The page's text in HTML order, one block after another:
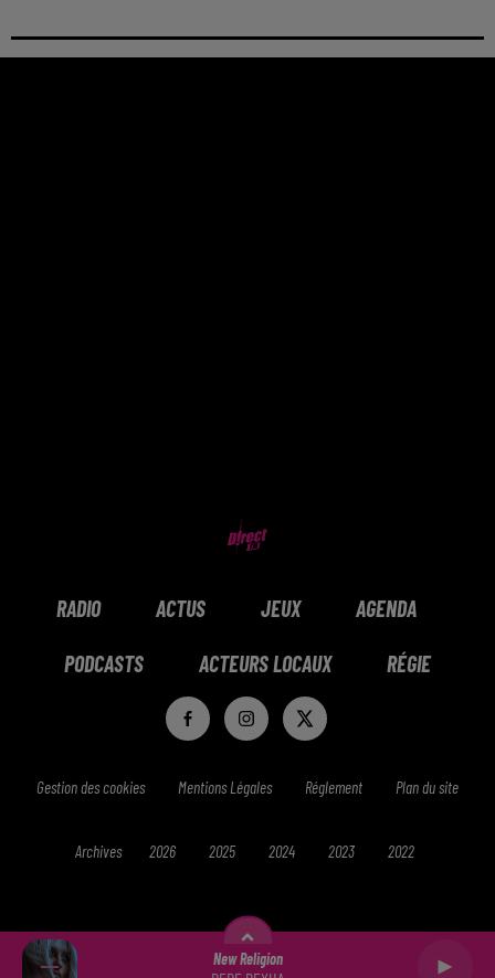
New Religion
RADIO ACTUS JEUX AGENDA
PODCASTS ACTEURS LOCAUX RÉGIE
Gestion des cookies Mentions Légales Réglement Plan du site
Archives 2026 2025 2024 2023 2022